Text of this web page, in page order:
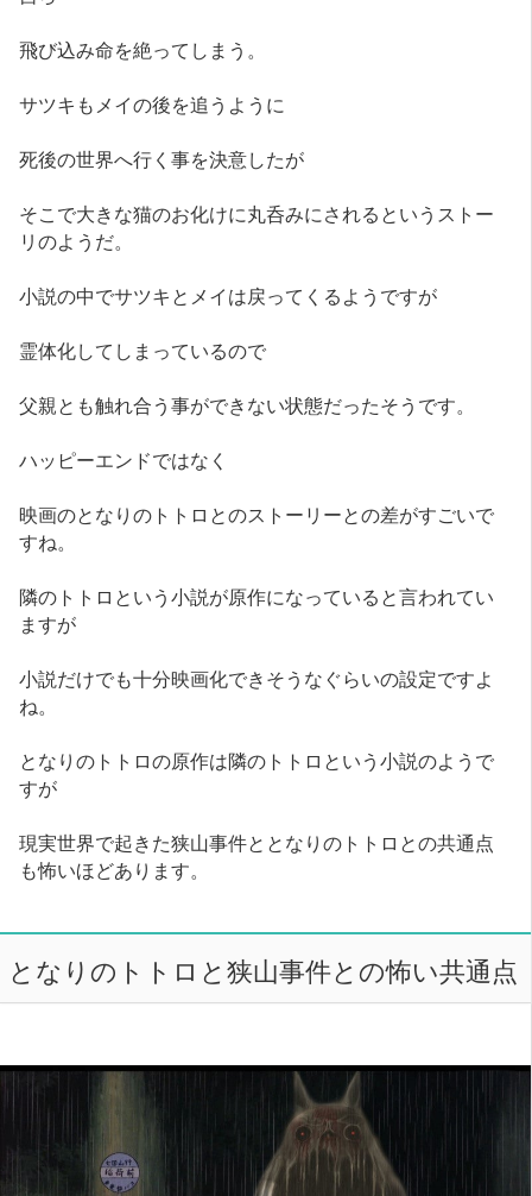
飛び込み命を絶ってしまう。
サツキもメイの後を追うように
死後の世界へ行く事を決意したが
そこで大きな猫のお化けに丸呑みにされるというストー
リのようだ。
小説の中でサツキとメイは戻ってくるようですが
霊体化してしまっているので
父親とも触れ合う事ができない状態だったそうです。
ハッピーエンドではなく
映画のとなりのトトロとのストーリーとの差がすごいで
すね。
隣のトトロという小説が原作になっていると言われてい
ますが
小説だけでも十分映画化できそうなぐらいの設定ですよ
ね。
となりのトトロの原作は隣のトトロという小説のようで
すが
現実世界で起きた狭山事件ととなりのトトロとの共通点
も怖いほどあります。
となりのトトロと狭山事件との怖い共通点